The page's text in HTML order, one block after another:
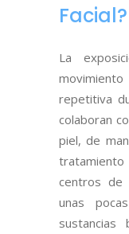
Facial?
La
repetitiva
colaboran
piel, de
centros de
unas
sustancias